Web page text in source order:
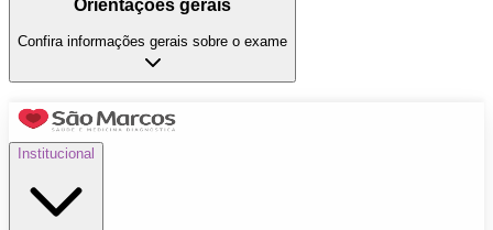
Orientações gerais
Confira informações gerais sobre o exame
Institucional